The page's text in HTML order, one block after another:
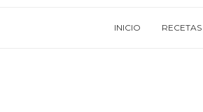
INICIO RECETAS